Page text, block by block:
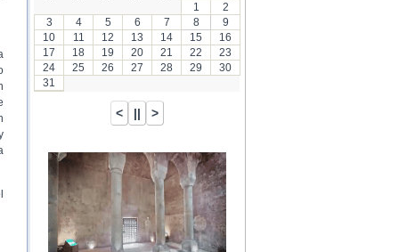
1
2
3
4 5 6 7 8
9
10
11 12 13 14 15
16
17
18 19 20 21 22
23
24
25 26 27 28 29
30
31